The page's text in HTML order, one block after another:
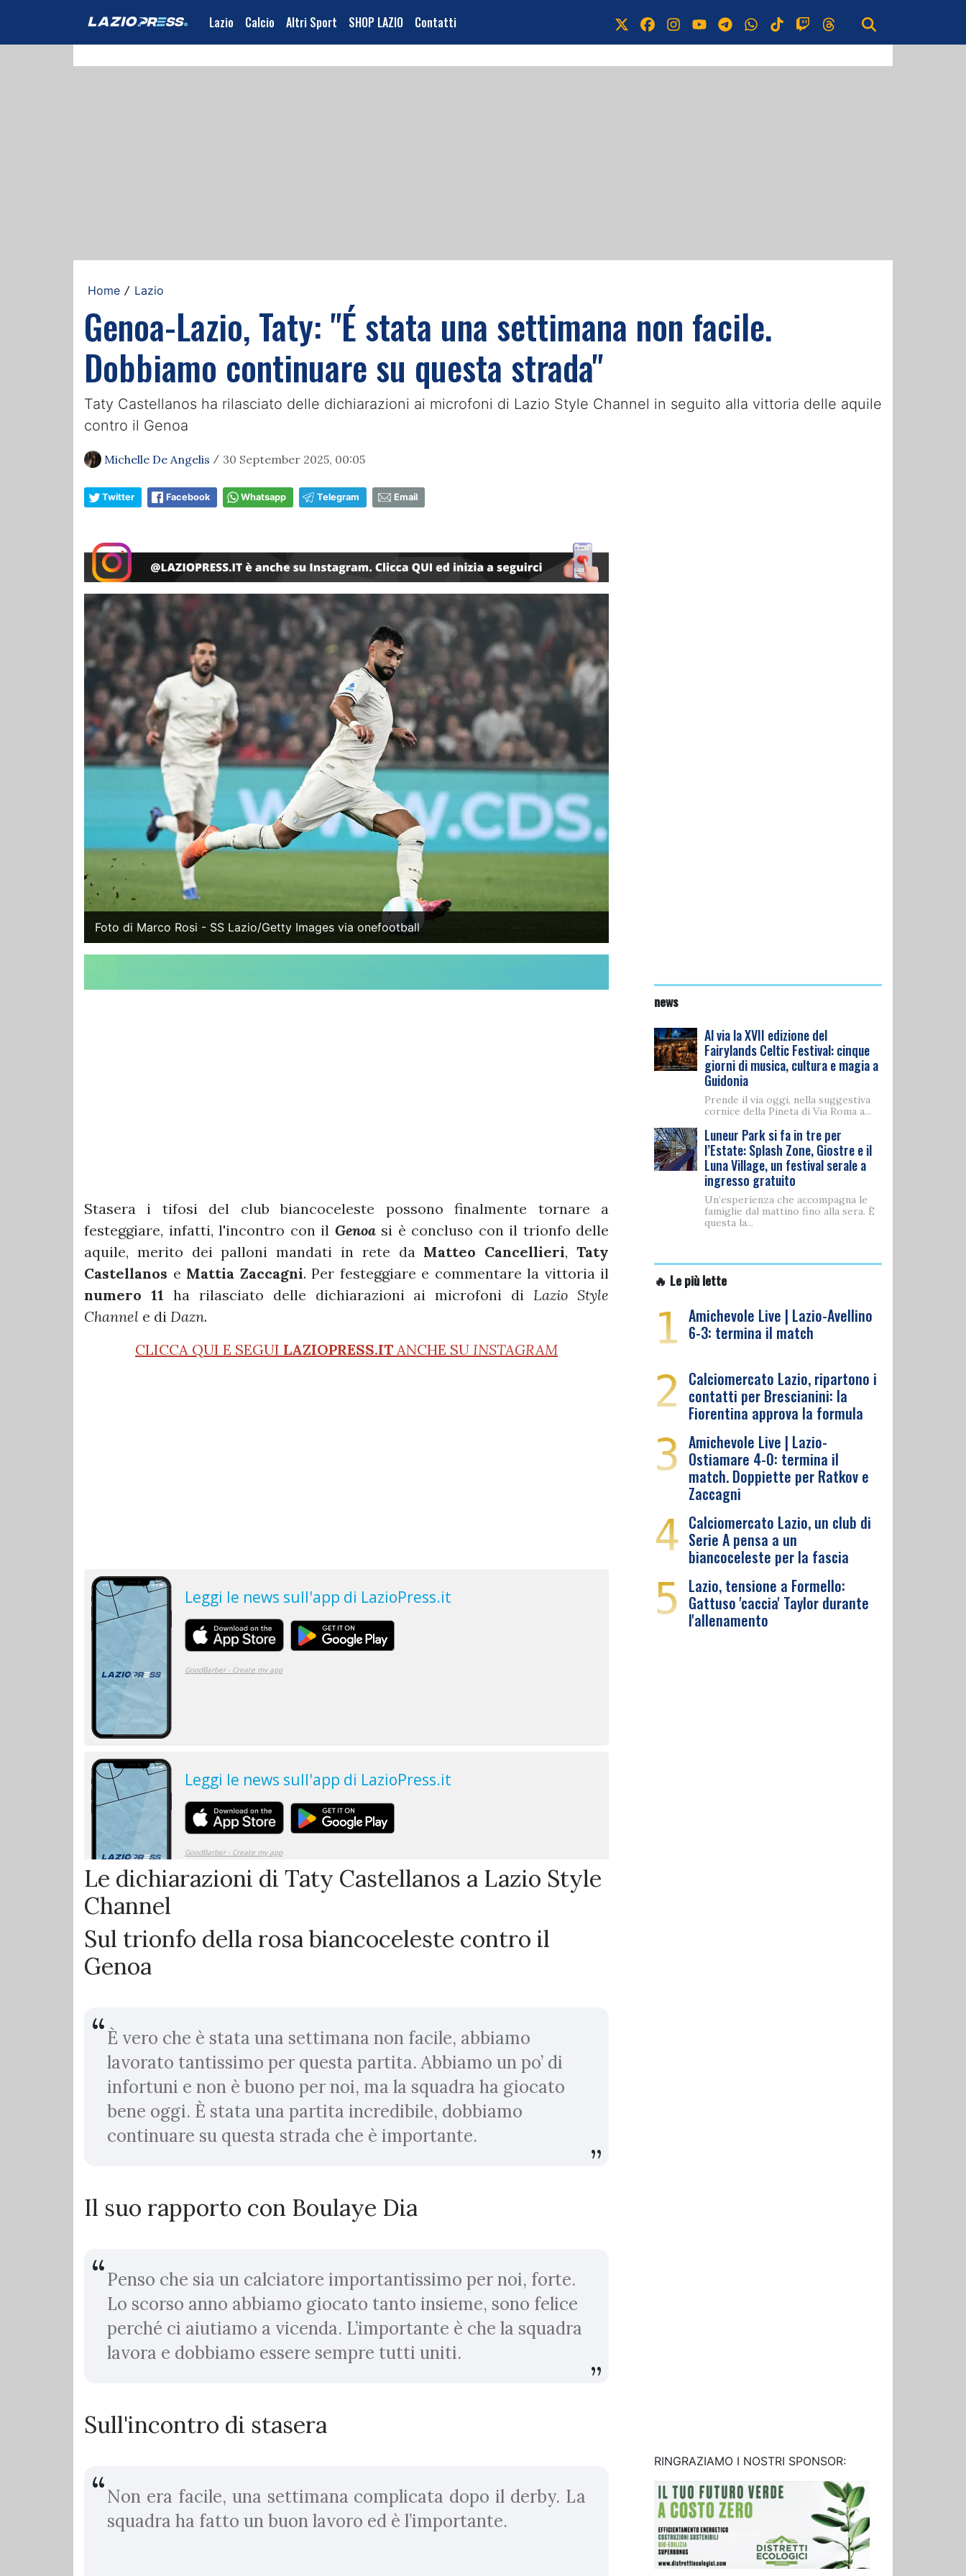
Lazio Calcio Altri Sport SHOP LAZIO Contatti
Home / Lazio
Genoa-Lazio, Taty: "É stata una settimana non facile.
Dobbiamo continuare su questa strada"
Taty Castellanos ha rilasciato delle dichiarazioni ai microfoni di Lazio Style Channel in seguito alla vittoria delle aquile
contro il Genoa
Michelle De Angelis / 30 September 2025, 00:05
Twitter Facebook Whatsapp Telegram Email
Foto di Marco Rosi - SS Lazio/Getty Images via onefootball
Stasera i tifosi del club biancoceleste possono finalmente tornare a
festeggiare, infatti, l'incontro con il Genoasi è concluso con il trionfo delle
aquile, merito dei palloni mandati in rete da Matteo Cancellieri,Taty
Castellanos e Mattia Zaccagni. Per festeggiare e commentare la vittoria il
numero 11 ha rilasciato delle dichiarazioni ai microfoni di Lazio Style
Channel e di Dazn.
CLICCA QUI E SEGUI LAZIOPRESS.IT ANCHE SU INSTAGRAM
Le dichiarazioni di Taty Castellanos a Lazio Style
Channel
Sul trionfo della rosa biancoceleste contro il
Genoa
È vero che è stata una settimana non facile, abbiamo
lavorato tantissimo per questa partita. Abbiamo un po’ di
infortuni e non è buono per noi, ma la squadra ha giocato
bene oggi. È stata una partita incredibile, dobbiamo
continuare su questa strada che è importante.
Il suo rapporto con Boulaye Dia
Penso che sia un calciatore importantissimo per noi, forte.
Lo scorso anno abbiamo giocato tanto insieme, sono felice
perché ci aiutiamo a vicenda. L’importante è che la squadra
lavora e dobbiamo essere sempre tutti uniti.
Sull'incontro di stasera
Non era facile, una settimana complicata dopo il derby. La
squadra ha fatto un buon lavoro ed è l’importante.
news
Al via la XVII edizione del
Fairylands Celtic Festival: cinque
giorni di musica, cultura e magia a
Guidonia
Prende il via oggi, nella suggestiva
cornice della Pineta di Via Roma a...
Luneur Park si fa in tre per
l’Estate: Splash Zone, Giostre e il
Luna Village, un festival serale a
ingresso gratuito
Un’esperienza che accompagna le
famiglie dal mattino fino alla sera. È
questa la...
🔥 Le più lette
1 Amichevole Live | Lazio-Avellino
6-3: termina il match
2 Calciomercato Lazio, ripartono i
contatti per Brescianini: la
Fiorentina approva la formula
3 Amichevole Live | Lazio-
Ostiamare 4-0: termina il
match. Doppiette per Ratkov e
Zaccagni
4 Calciomercato Lazio, un club di
Serie A pensa a un
biancoceleste per la fascia
5 Lazio, tensione a Formello:
Gattuso 'caccia' Taylor durante
l'allenamento
RINGRAZIAMO I NOSTRI SPONSOR: